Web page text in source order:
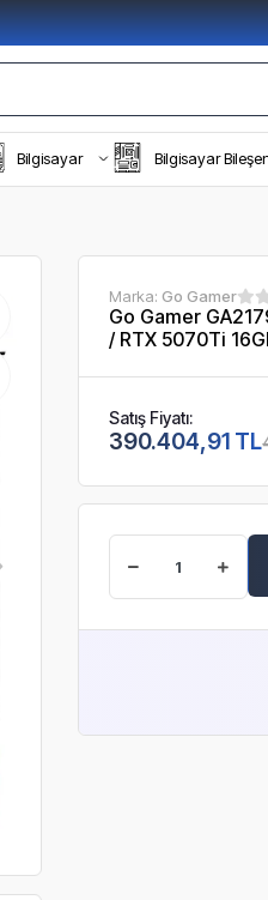
Bilgisayar Bilgisayar
Marka:Go Gamer
Go Gamer
/ RTX 5070Ti
Satış Fiyatı:
390.404,91 TL